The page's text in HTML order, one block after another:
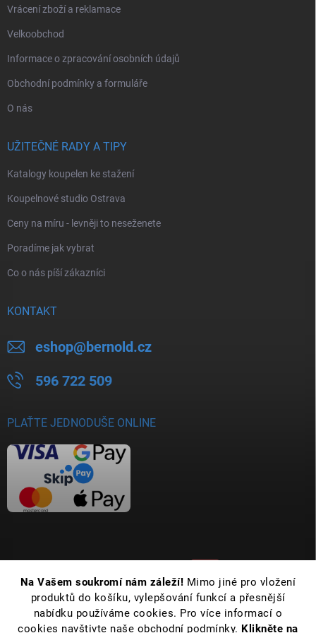
Na Vašem soukromí nám záleží! Mimo jiné pro vložení
produktů do košíku, vylepšování funkcí a přesnější
nabídku používáme cookies. Pro více informací o
cookies navštivte naše obchodní podmínky. Klikněte na
Vrácení zboží a reklamace
Velkoobchod
Informace o zpracování osobních údajů
Obchodní podmínky a formuláře
O nás
UŽITEČNÉ RADY A TIPY
Katalogy koupelen ke stažení
Koupelnové studio Ostrava
Ceny na míru - levněji to neseženete
Poradíme jak vybrat
Co o nás píší zákazníci
KONTAKT
eshop@bernold.cz
596 722 509
PLAŤTE JEDNODUŠE ONLINE